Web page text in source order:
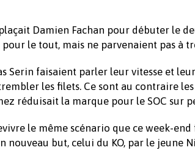
Damien Fachan pour débuter le
le tout, mais ne parvenaient pas à
Serin faisaient parler leur vitesse et
les filets. Ce sont au contraire
réduisait la marque pour le SOC sur
le même scénario que ce week-
nouveau but, celui du KO, par le jeune